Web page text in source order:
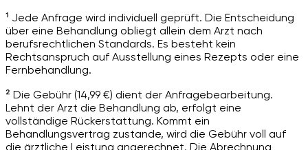
¹ Jede Anfrage wird individuell geprüft. Die Entscheidung
über eine Behandlung obliegt allein dem Arzt nach
berufsrechtlichen Standards. Es besteht kein
Rechtsanspruch auf Ausstellung eines Rezepts oder eine
Fernbehandlung.
² Die Gebühr (14,99 €) dient der Anfragebearbeitung.
Lehnt der Arzt die Behandlung ab, erfolgt eine
vollständige Rückerstattung. Kommt ein
Behandlungsvertrag zustande, wird die Gebühr voll auf
die ärztliche Leistung angerechnet. Die Abrechnung